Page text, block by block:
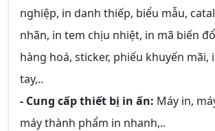
nghiệp, in danh thiếp, biểu mẫu,
nhãn, in tem chịu nhiệt, in mã biến
hàng hoá, sticker, phiếu khuyến mãi,
tay,..
- Cung cấp thiết bị in ấn: Máy in,
máy thành phẩm in nhanh,..